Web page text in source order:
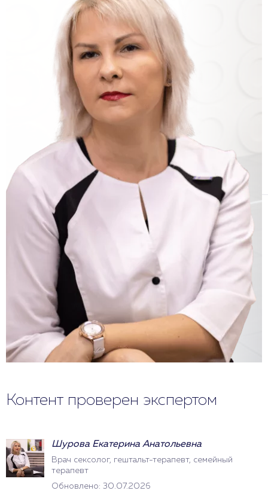
Контент проверен экспертом
Шурова Екатерина Анатольевна
Врач сексолог, гештальт-терапевт, семейный
терапевт
Обновлено: 30.07.2026